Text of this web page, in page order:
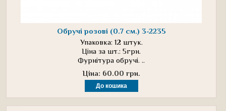
Обручі розові (0.7 см.) 3-2235
Упаковка: 12 штук.
Ціна за шт.: 5грн.
Фурнітура обручі. ..
Ціна: 60.00 грн.